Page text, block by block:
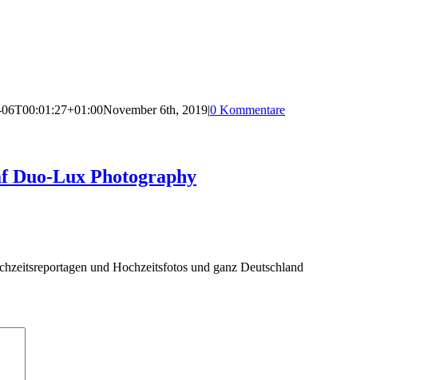
November 6th, 2019|0 Kommentare
Duo-Lux Photography
und Hochzeitsfotos und ganz Deutschland